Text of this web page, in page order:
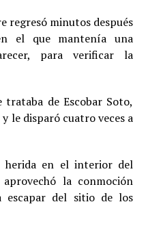
regresó minutos después
el que mantenía una
para verificar la
de Escobar Soto,
le disparó cuatro veces a
herida en el interior del
la conmoción
escapar del sitio de los